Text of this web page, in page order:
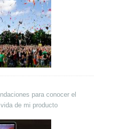
para conocer el
de mi producto